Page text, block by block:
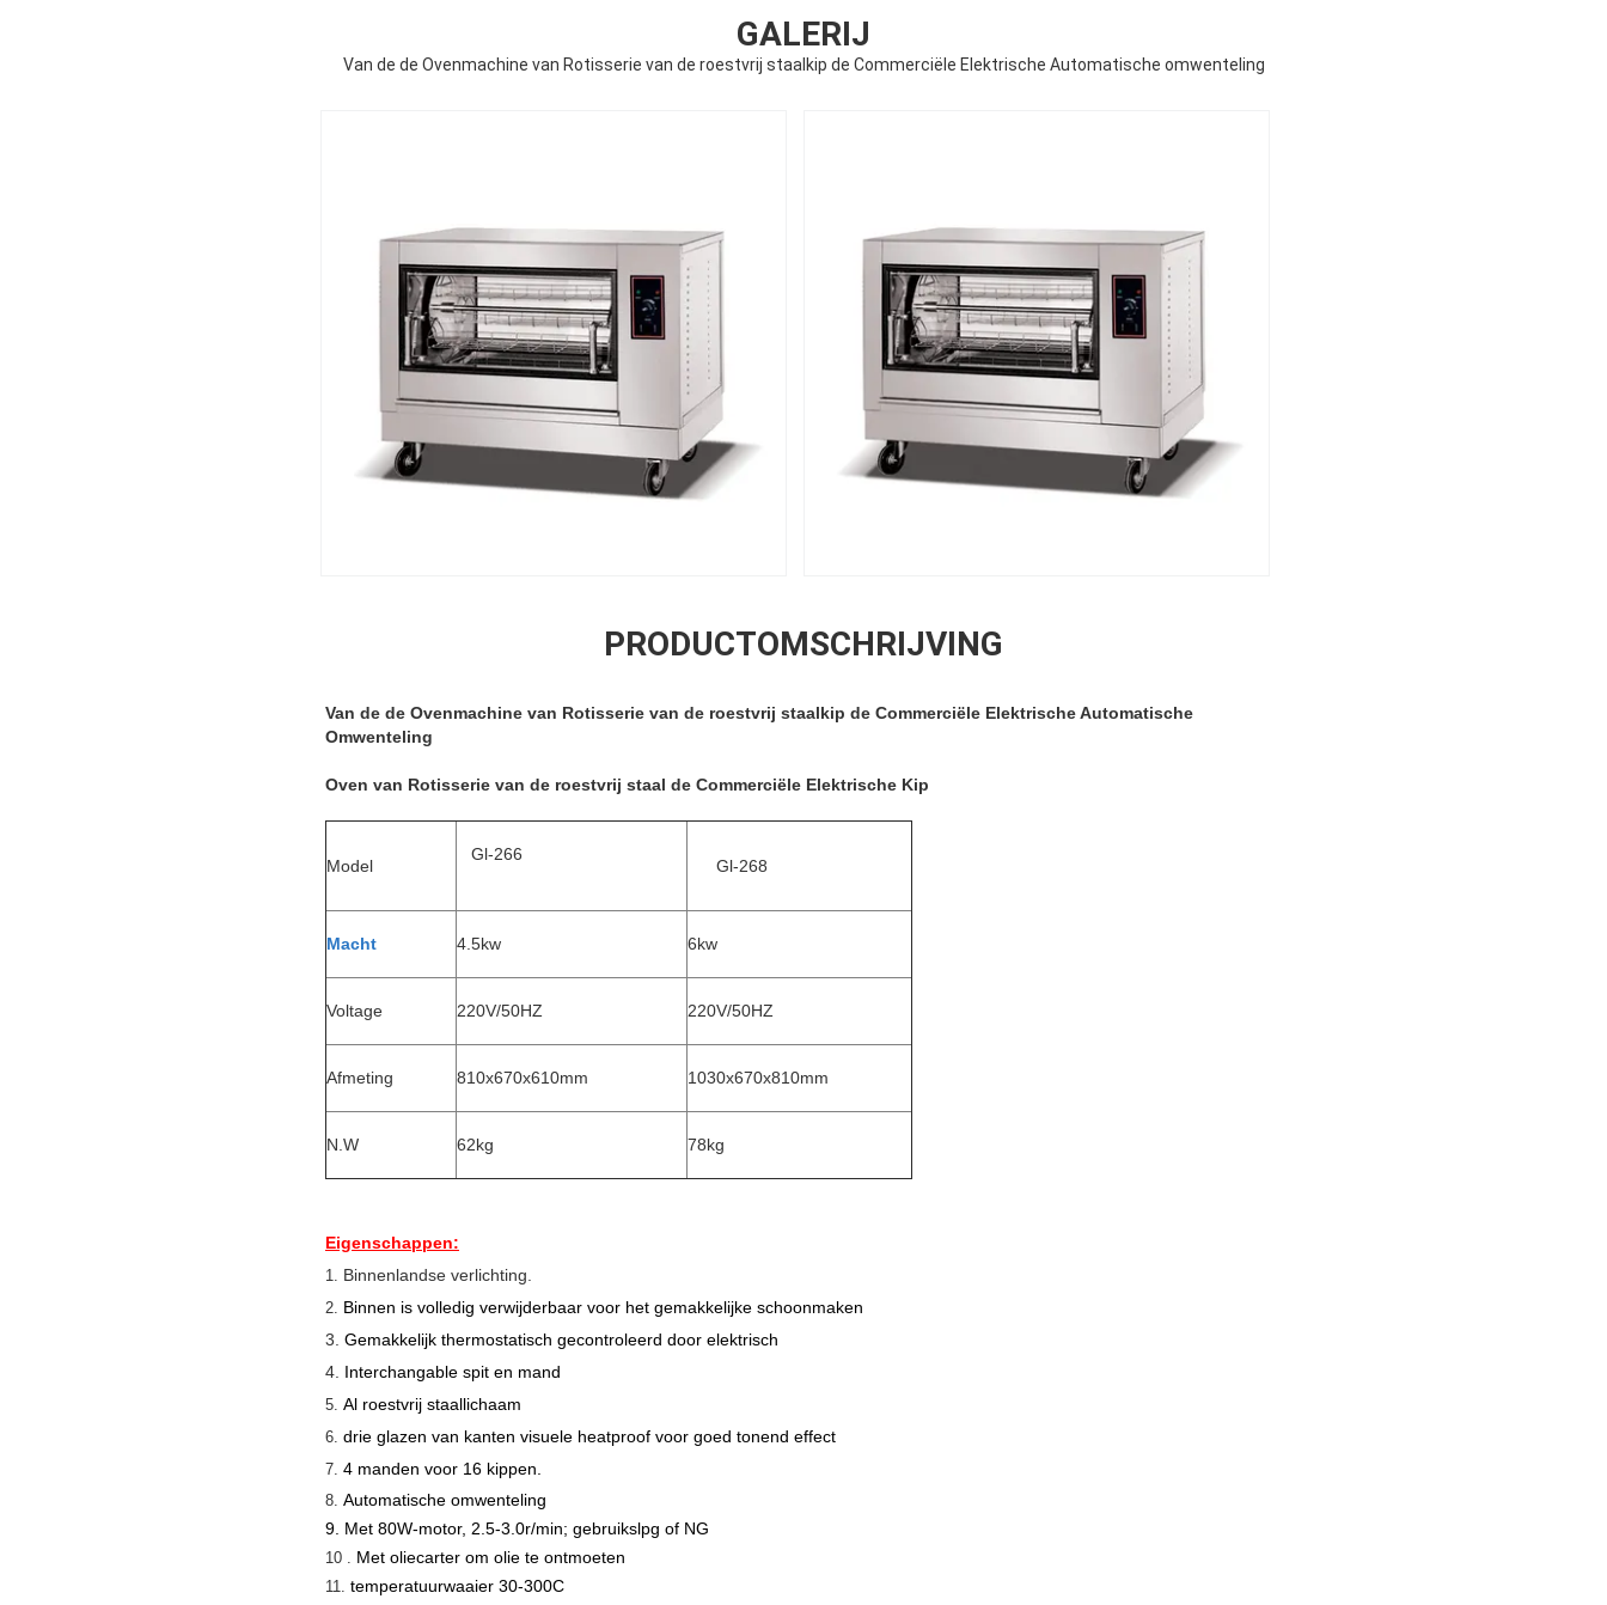
GALERIJ
Van de de Ovenmachine van Rotisserie van de roestvrij staalkip de Commerciële Elektrische Automatische omwenteling
PRODUCTOMSCHRIJVING
Van de de Ovenmachine van Rotisserie van de roestvrij staalkip de Commerciële Elektrische Automatische
Omwenteling
Oven van Rotisserie van de roestvrij staal de Commerciële Elektrische Kip
Model
Gl-266
Gl-268
Macht 4.5kw 6kw
Voltage 220V/50HZ 220V/50HZ
Afmeting 810x670x610mm 1030x670x810mm
N.W 62kg 78kg
Eigenschappen:
1. Binnenlandse verlichting.
2. Binnen is volledig verwijderbaar voor het gemakkelijke schoonmaken
3. Gemakkelijk thermostatisch gecontroleerd door elektrisch
4. Interchangable spit en mand
5. Al roestvrij staallichaam
6. drie glazen van kanten visuele heatproof voor goed tonend effect
7. 4 manden voor 16 kippen.
8. Automatische omwenteling
9. Met 80W-motor, 2.5-3.0r/min; gebruikslpg of NG
10 . Met oliecarter om olie te ontmoeten
11. temperatuurwaaier 30-300C